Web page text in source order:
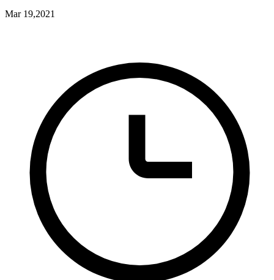
Mar 19,2021